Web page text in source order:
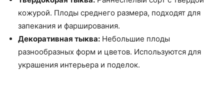
кожурой. Плоды среднего размера, подходят для
запекания и фарширования.
Декоративная тыква: Небольшие плоды
разнообразных форм и цветов. Используются для
украшения интерьера и поделок.